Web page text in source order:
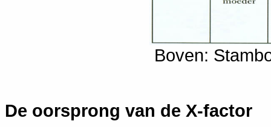
Boven:
De oorsprong van de X-factor